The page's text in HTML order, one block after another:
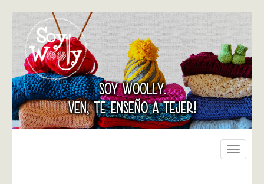
SOY WOOLLY.
VEN, TE ENSEÑO A TEJER!
Toggle